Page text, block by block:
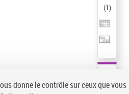
(1)
donne le contrôle sur ceux que vous